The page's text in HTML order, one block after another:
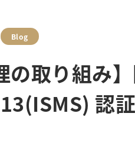
の取り組み
認証
Blog